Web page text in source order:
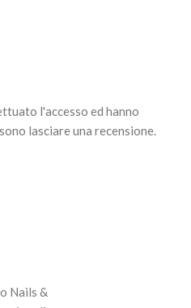
l'accesso ed hanno
lasciare una recensione.
Nails &